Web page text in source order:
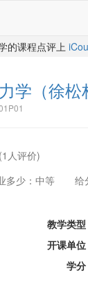
的课程点评上
学 （徐
(1人评价)
多少：中等
给
教学类型
开课单位
学分